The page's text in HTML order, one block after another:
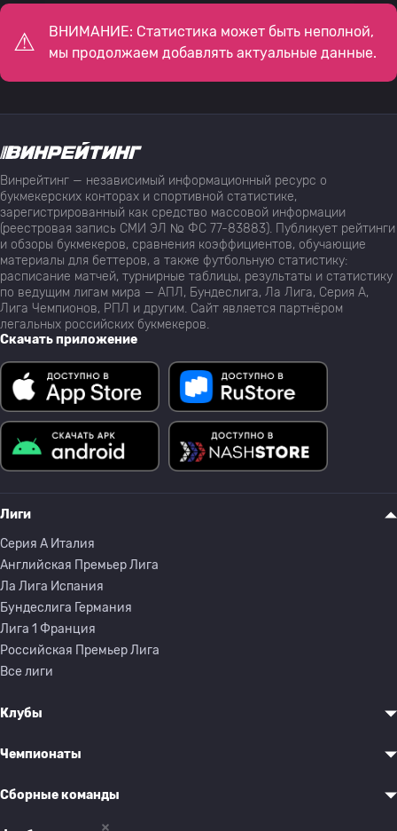
ВНИМАНИЕ: Статистика может быть неполной,
мы продолжаем добавлять актуальные данные.
Винрейтинг — независимый информационный ресурс о
букмекерских конторах и спортивной статистике,
зарегистрированный как средство массовой информации
(реестровая запись СМИ ЭЛ № ФС 77-83883). Публикует рейтинги
и обзоры букмекеров, сравнения коэффициентов, обучающие
материалы для беттеров, а также футбольную статистику:
расписание матчей, турнирные таблицы, результаты и статистику
по ведущим лигам мира — АПЛ, Бундеслига, Ла Лига, Серия А,
Лига Чемпионов, РПЛ и другим. Сайт является партнёром
легальных российских букмекеров.
Скачать приложение
Лиги
Серия A Италия
Английская Премьер Лига
Ла Лига Испания
Бундеслига Германия
Лига 1 Франция
Российская Премьер Лига
Все лиги
Клубы
Чемпионаты
Сборные команды